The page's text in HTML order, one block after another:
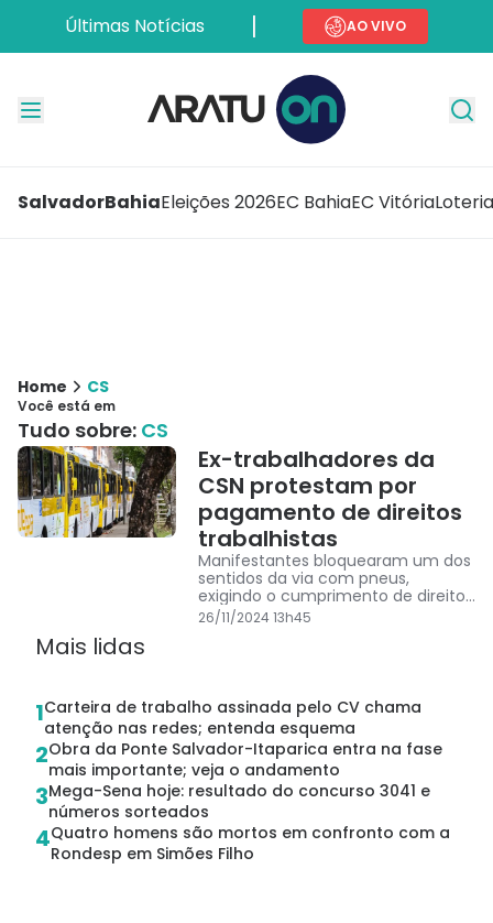
Últimas Notícias AO VIVO
SalvadorBahiaEleições 2026EC BahiaEC Vitória
Home CS
Você está em
Tudo sobre: CS
Ex-trabalhadores da
CSN protestam por
pagamento de direitos
trabalhistas
Manifestantes bloquearam um dos
sentidos da via com pneus,
exigindo o cumprimento de direitos
trabalhistas
26/11/2024 13h45
Mais lidas
1Carteira de trabalho assinada pelo CV chama
atenção nas redes; entenda esquema
2Obra da Ponte Salvador-Itaparica entra na fase
mais importante; veja o andamento
3Mega-Sena hoje: resultado do concurso 3041 e
números sorteados
4Quatro homens são mortos em confronto com a
Rondesp em Simões Filho